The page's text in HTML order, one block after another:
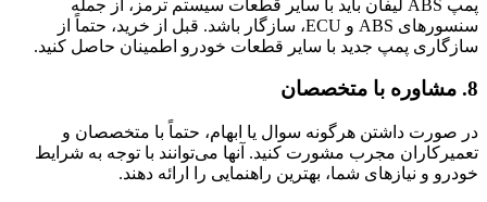
پمپ ABS لیفان باید با سایر قطعات سیستم ترمز، از جمله
سنسورهای ABS و ECU، سازگار باشد. قبل از خرید، حتماً از
سازگاری پمپ جدید با سایر قطعات خودرو اطمینان حاصل کنید.
8. مشاوره با متخصصان
در صورت داشتن هرگونه سوال یا ابهام، حتماً با متخصصان و
تعمیرکاران مجرب مشورت کنید. آنها می‌توانند با توجه به شرایط
خودرو و نیازهای شما، بهترین راهنمایی را ارائه دهند.